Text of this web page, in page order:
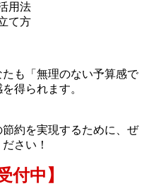
用法
て方
も「無理のない予算感で
得られます。
約を実現するために、ぜ
さい！
付中】